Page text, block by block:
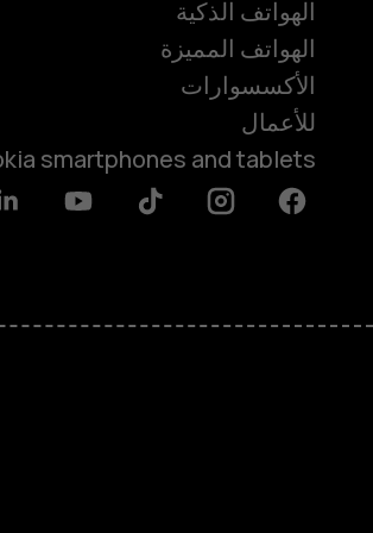
الهواتف الذكية
الهواتف المميزة
الأكسسوارات
للأعمال
smartphones and tablets
Facebook
Instagram
Tiktok
Youtube